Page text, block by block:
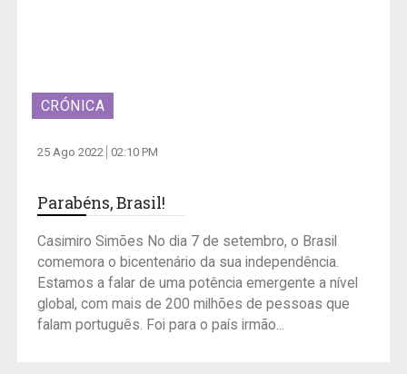
CRÓNICA
25 Ago 2022 02:10 PM
Parabéns, Brasil!
Casimiro Simões No dia 7 de setembro, o Brasil
comemora o bicentenário da sua independência.
Estamos a falar de uma potência emergente a nível
global, com mais de 200 milhões de pessoas que
falam português. Foi para o país irmão...